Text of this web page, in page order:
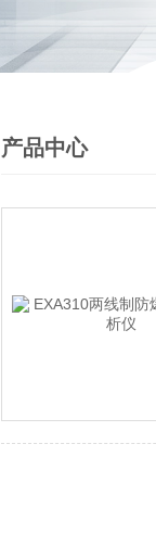
产品中心